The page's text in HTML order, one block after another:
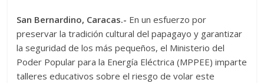
San Bernardino, Caracas.- En un esfuerzo por
preservar la tradición cultural del papagayo y garantizar
la seguridad de los más pequeños, el Ministerio del
Poder Popular para la Energía Eléctrica (MPPEE) imparte
talleres educativos sobre el riesgo de volar este